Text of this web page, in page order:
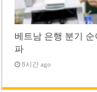
베트남 은행 분기
파
8시간 ago